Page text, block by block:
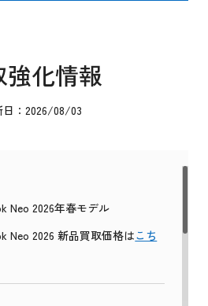
強化情報
日：2026/08/03
Neo 2026年春モデル
Neo 2026 新品買取価格はこち